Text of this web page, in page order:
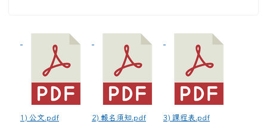
1) 公文.pdf 2) 報名須知.pdf 3) 課程表.pdf